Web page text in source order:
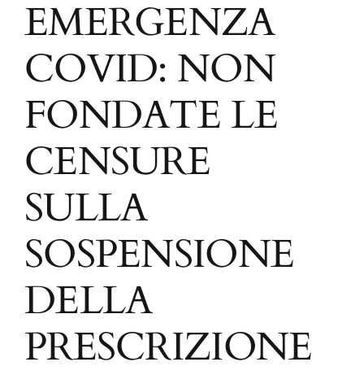
EMERGENZA
COVID: NON
FONDATE LE
CENSURE
SULLA
SOSPENSIONE
DELLA
PRESCRIZIONE